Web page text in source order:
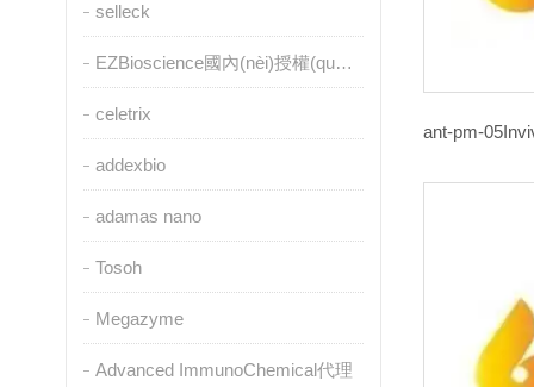
selleck
EZBioscience國內(nèi)授權(quán)代理
celetrix
addexbio
adamas nano
Tosoh
Megazyme
Advanced ImmunoChemical代理